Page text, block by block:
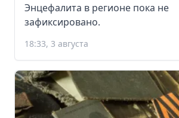
Энцефалита в регионе пока не
зафиксировано.
18:33, 3 августа